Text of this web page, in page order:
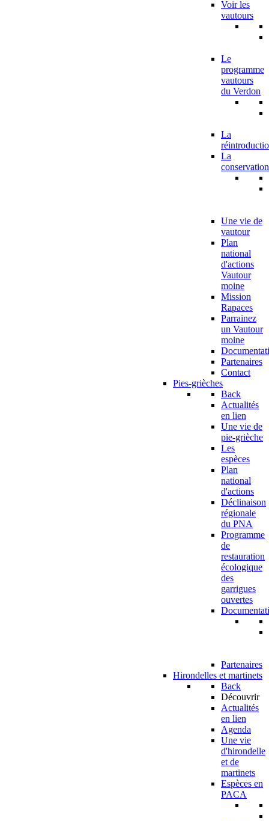
Voir les
vautours
Le
programme
vautours
du Verdon
La
La
conservation
Une vie de
vautour
Plan
national
d'actions
Vautour
moine
Mission
Rapaces
Parrainez
un Vautour
moine
Partenaires
Contact
Pies-grièches
Back
Actualités
en lien
Une vie de
pie-grièche
Les
espèces
Plan
national
d'actions
Déclinaison
régionale
du PNA
Programme
de
restauration
écologique
des
garrigues
ouvertes
Partenaires
Hirondelles et martinets
Back
Découvrir
Actualités
en lien
Agenda
Une vie
d'hirondelle
et de
martinets
Espèces en
PACA